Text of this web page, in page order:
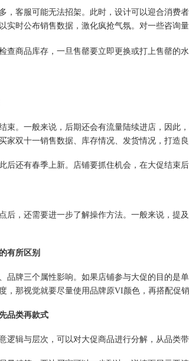
客服可能无法招架。此时，设计可以迎合消费者
实时公布销售数据，激化疯抢气氛。对一些咨询
商品库存，一旦售罄要立即更换或打上售罄的
。一般来说，后期还会有流量陆续进店，因此
家双十一销售数据、库存情况、发货情况，打造良
还有春季上新。店铺要抓住机会，在大促结束后
，还需要进一步了解操作方法。一般来说，提
有所区别
牌三个属性影响。如果店铺参与大促的目的是
，那视觉就要尽量使用品牌原VI颜色，再搭配促
品类再款式
与层次，可以对大促商品进行分解，从品类带